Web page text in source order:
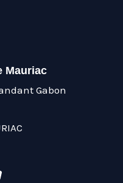
Mauriac
Gabon